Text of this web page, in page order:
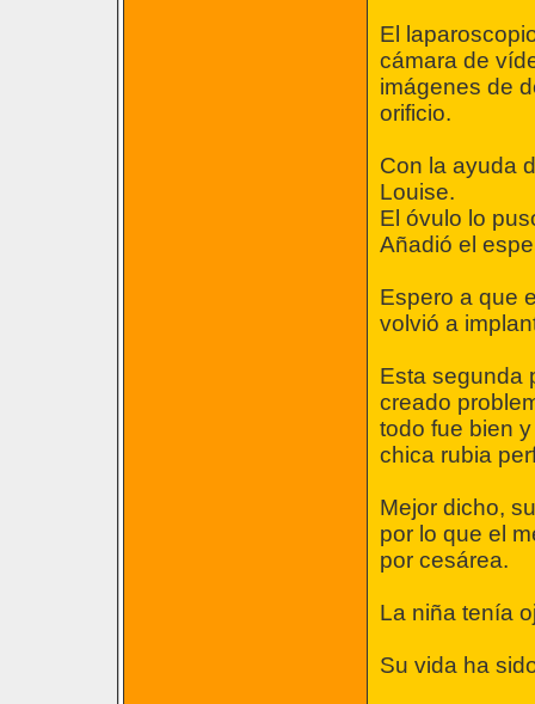
El
cámara de
imágenes de
orificio.
Con la ayuda
Louise.
El óvulo lo
Añadió el
Espero a que
volvió a
Esta segunda
creado
todo fue bien
chica rubia
Mejor dicho,
por lo que el
por cesárea.
La niña tenía
Su vida ha